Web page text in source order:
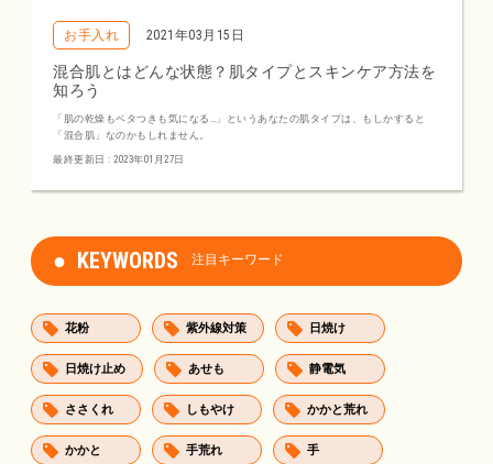
お手入れ 2021年03月15日
混合肌とはどんな状態？肌タイプとスキンケア方法を
知ろう
「肌の乾燥もベタつきも気になる…」というあなたの肌タイプは、もしかすると
「混合肌」なのかもしれません。
最終更新日 : 2023年01月27日
KEYWORDS 注目キーワード
花粉 紫外線対策 日焼け
日焼け止め あせも 静電気
ささくれ しもやけ かかと荒れ
かかと 手荒れ 手